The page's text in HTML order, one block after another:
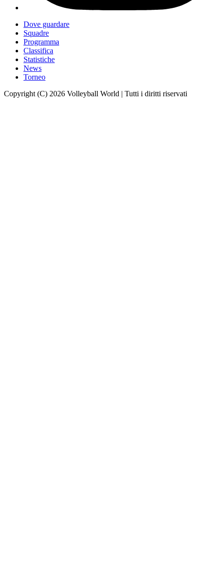
Dove guardare
Squadre
Programma
Classifica
Statistiche
News
Torneo
Copyright (C) 2026 Volleyball World | Tutti i diritti riservati